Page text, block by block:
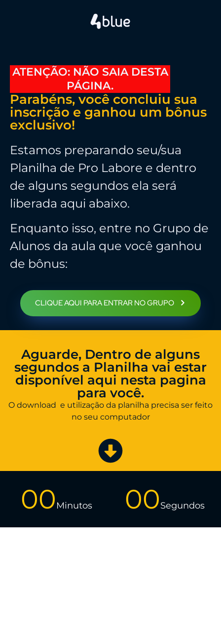
ATENÇÃO: NÃO SAIA DESTA
PÁGINA.
Parabéns, você concluiu sua
inscrição e ganhou um bônus
exclusivo!
Estamos preparando seu/sua
Planilha de Pro Labore e dentro
de alguns segundos ela será
liberada aqui abaixo.
Enquanto isso, entre no Grupo de
Alunos da aula que você ganhou
de bônus:
CLIQUE AQUI PARA ENTRAR NO GRUPO
Aguarde, Dentro de alguns
segundos a Planilha vai estar
disponível aqui nesta pagina
para você.
O download e utilização da planilha precisa ser feito
no seu computador
00 Minutos 00Segundos